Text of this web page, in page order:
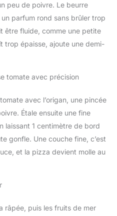
peu de poivre. Le beurre
parfum rond sans brûler trop
être fluide, comme une petite
trop épaisse, ajoute une demi-
tomate avec précision
avec l’origan, une pincée
Étale ensuite une fine
laissant 1 centimètre de bord
gonfle. Une couche fine, c’est
et la pizza devient molle au
râpée, puis les fruits de mer